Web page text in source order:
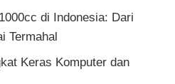
di Indonesia: Dari
Termahal
Keras Komputer dan